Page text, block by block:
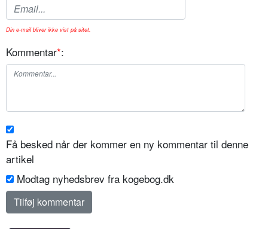
Din e-mail bliver ikke vist på sitet.
Kommentar*:
Få besked når der kommer en ny kommentar til denne
artikel
Modtag nyhedsbrev fra kogebog.dk